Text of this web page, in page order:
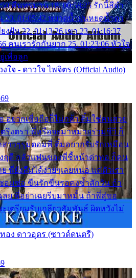
คืนทรมาน 18. 00:58:25 รักนี้สีดำ
20. 01:05:42 หยาดน้ำฝนหยดน้ำตา
งฝัน 22. 01:13:26 เขา 23. 01:16:37
คนเรารักกันยาก 25. 01:23:06 หัวใจ
เพื่อลูก
งใจ - ดาวใจ ไพจิตร (Official Audio)
อยากเชื่อถือก็ไม่กล้า ติ๋มใช่คนสวย
รึงตรา พี่หรือจะมาหมายร่วมชีวี ก็
สาวๆรุมตอมพี่ ติ๋มอยากรับรักเหมือน
ฤดี กลัวแฟนของพี่ชี้หน้าด่าทอ ก็คน
พี่ยังลืมได้ง่ายๆเลยหนอ แค่ตัวเรา
อมซ่อ ขืนรักขืนรอคงช้ำสักวัน ถ้า
ลย พี่อย่าเฉยรีบมาหมั้น ถ้าพี่สู่ขอ
เตรียมรับเกลียวสัมพันธ์ ผิดหวังไม่
อง ดาวอุดร (ซาวด์ดนตรี)